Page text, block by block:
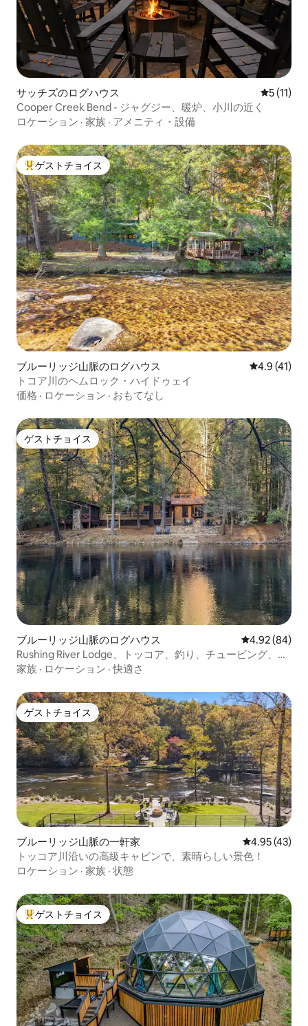
サッチズのログハウス レビュー
5 (11)
Cooper Creek Bend - ジャグジー、暖炉、小川の近く
ロケーション · 家族 · アメニティ・設備
大好評のゲストチョイスです。
ゲストチョイス
ブルーリッジ山脈のログハウス レビュー41
4.9 (41)
トコア川のヘムロック・ハイドゥェイ
価格 · ロケーション · おもてなし
ゲストチョイス
ゲストチョイス
ブルーリッジ山脈のログハウス レビュー84
4.92 (84)
Rushing River Lodge、トッコア、釣り、チュービング、ト
レイル
家族 · ロケーション ·快適さ
ゲストチョイス
ゲストチョイス
ブルーリッジ山脈の一軒家 レビュー43
4.95 (43)
トッコア川沿いの高級キャビンで、素晴らしい景色！
ロケーション · 家族 · 状態
大好評のゲストチョイスです。
ゲストチョイス